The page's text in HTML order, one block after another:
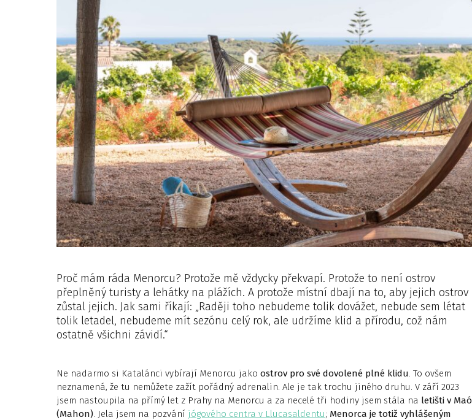
Proč mám ráda Menorcu? Protože mě vždycky překvapí. Protože to není ostrov
přeplněný turisty a lehátky na plážích. A protože místní dbají na to, aby jejich ostrov
zůstal jejich. Jak sami říkají: „Raději toho nebudeme tolik dovážet, nebude sem létat
tolik letadel, nebudeme mít sezónu celý rok, ale udržíme klid a přírodu, což nám
ostatně všichni závidí.“
Ne nadarmo si Katalánci vybírají Menorcu jako ostrov pro své dovolené plné klidu. To ovšem
neznamená, že tu nemůžete zažít pořádný adrenalin. Ale je tak trochu jiného druhu. V září 2023
jsem nastoupila na přímý let z Prahy na Menorcu a za necelé tři hodiny jsem stála na letišti v Maó
(Mahon). Jela jsem na pozvání jógového centra v Llucasaldentu; Menorca je totiž vyhlášeným